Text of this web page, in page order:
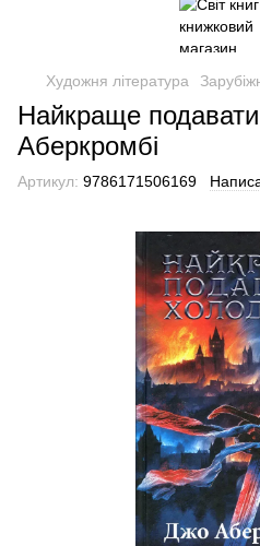
Художня література
Найкраще
Аберкромбі
Артикул: 9786171506169